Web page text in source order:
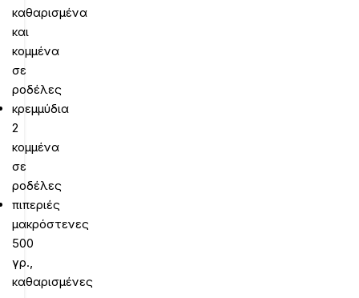
καθαρισμένα
και
κομμένα
σε
ροδέλες
κρεμμύδια
2
κομμένα
σε
ροδέλες
πιπεριές
μακρόστενες
500
γρ.,
καθαρισμένες